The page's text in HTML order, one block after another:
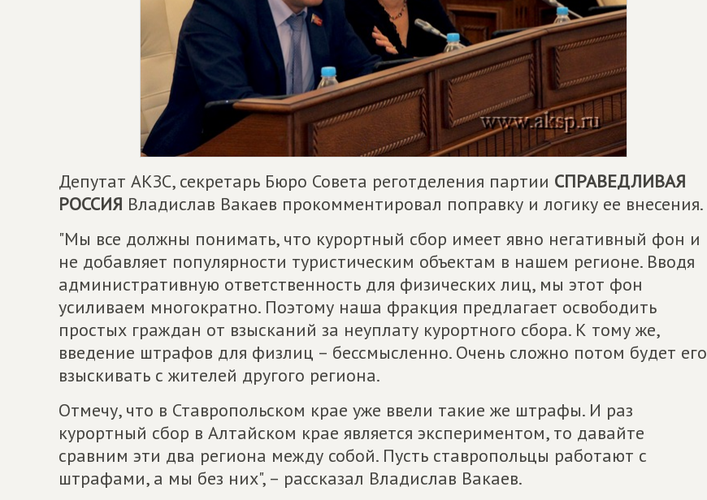
Депутат АКЗС, секретарь Бюро Совета реготделения партии СПРАВЕДЛИВАЯ
РОССИЯ Владислав Вакаев прокомментировал поправку и логику ее внесения.
"Мы все должны понимать, что курортный сбор имеет явно негативный фон и
не добавляет популярности туристическим объектам в нашем регионе. Вводя
административную ответственность для физических лиц, мы этот фон
усиливаем многократно. Поэтому наша фракция предлагает освободить
простых граждан от взысканий за неуплату курортного сбора. К тому же,
введение штрафов для физлиц – бессмысленно. Очень сложно потом будет его
взыскивать с жителей другого региона.
Отмечу, что в Ставропольском крае уже ввели такие же штрафы. И раз
курортный сбор в Алтайском крае является экспериментом, то давайте
сравним эти два региона между собой. Пусть ставропольцы работают с
штрафами, а мы без них", – рассказал Владислав Вакаев.